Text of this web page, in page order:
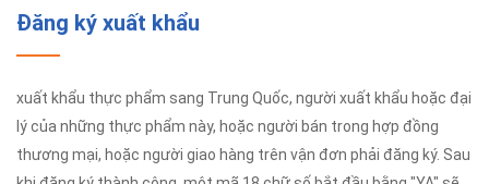
Đăng ký xuất khẩu
xuất khẩu thực phẩm sang Trung Quốc, người xuất khẩu hoặc đại
lý của những thực phẩm này, hoặc người bán trong hợp đồng
thương mại, hoặc người giao hàng trên vận đơn phải đăng ký. Sau